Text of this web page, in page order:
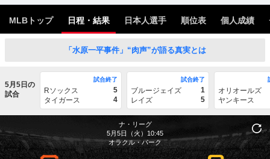
MLBトップ 日程・結果 日本人選手 順位表 個人成績
「水原一平事件」“肉声”が語る真実とは
5月5日の
試合
試合終了
Rソックス
5
タイガース
4
試合終了
ブルージェイズ
1
レイズ
5
オリオールズ
ヤンキース
ナ・リーグ
5月5日（火）10:45
オラクル・パーク